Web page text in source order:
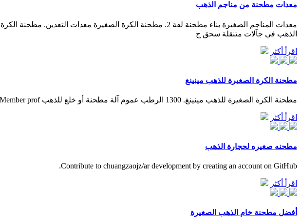
معدات مطحنة من مناجم الذهب
الذهب في جآلات متنقلة سحق ج
اقرأ أكثر
مطحنة الكرة الصغيرة للذهب مينينغ
مطحنة الكرة الصغيرة للذهب مينينغ. 1300 الرطب عموم آلة مطحنة أو خلع للذهب Grinding, Hi,My Alibaba Message Center; Member prof
اقرأ أكثر
مطحنه صغيره لحجارة الذهب
Contribute to chuangzaojz/ar development by creating an account on GitHub.
اقرأ أكثر
أفضل مطحنة خام الذهب الصغيرة